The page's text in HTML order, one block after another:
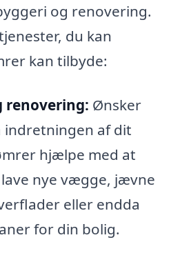
og renovering.
du kan
kan tilbyde:
renovering: Ønsker
af dit
hjælpe med at
nye vægge, jævne
eller endda
for din bolig.